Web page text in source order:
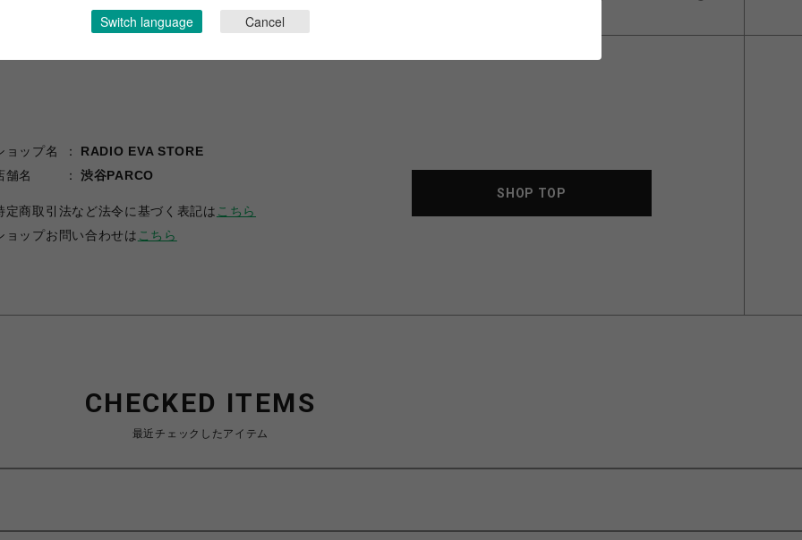
ョップ名
RADIO EVA STORE
舗名
渋谷PARCO
定商取引法など法令に基づく表記は こちら
ョップお問い合わせは こちら
SHOP TOP
CHECKED ITEMS
最近チェックしたアイテム
Switch language Cancel